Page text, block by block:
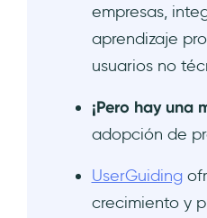
empresas,
aprendizaje
usuarios no
¡Pero hay una
adopción de
UserGuiding
crecimiento y